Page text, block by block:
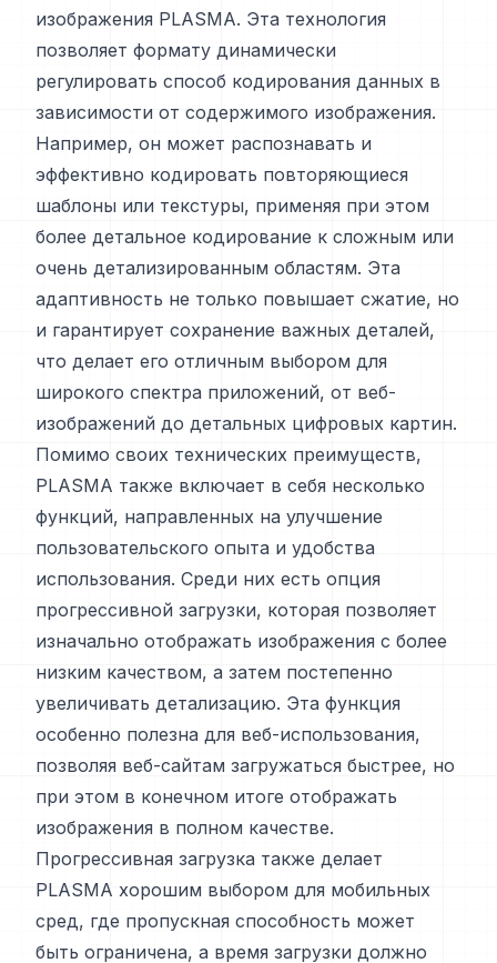
изображения PLASMA. Эта технология
позволяет формату динамически
регулировать способ кодирования данных в
зависимости от содержимого изображения.
Например, он может распознавать и
эффективно кодировать повторяющиеся
шаблоны или текстуры, применяя при этом
более детальное кодирование к сложным или
очень детализированным областям. Эта
адаптивность не только повышает сжатие, но
и гарантирует сохранение важных деталей,
что делает его отличным выбором для
широкого спектра приложений, от веб-
изображений до детальных цифровых картин.
Помимо своих технических преимуществ,
PLASMA также включает в себя несколько
функций, направленных на улучшение
пользовательского опыта и удобства
использования. Среди них есть опция
прогрессивной загрузки, которая позволяет
изначально отображать изображения с более
низким качеством, а затем постепенно
увеличивать детализацию. Эта функция
особенно полезна для веб-использования,
позволяя веб-сайтам загружаться быстрее, но
при этом в конечном итоге отображать
изображения в полном качестве.
Прогрессивная загрузка также делает
PLASMA хорошим выбором для мобильных
сред, где пропускная способность может
быть ограничена, а время загрузки должно